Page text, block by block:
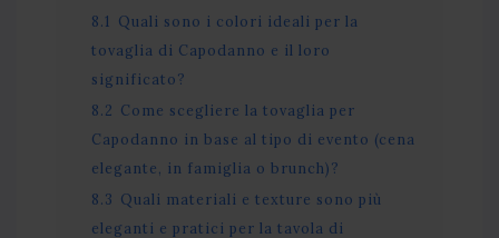
8.1
Quali sono i colori ideali per la
tovaglia di Capodanno e il loro
significato?
8.2 Come scegliere la tovaglia per
Capodanno in base al tipo di evento (cena
elegante, in famiglia o brunch)?
8.3 Quali materiali e texture sono più
eleganti e pratici per la tavola di